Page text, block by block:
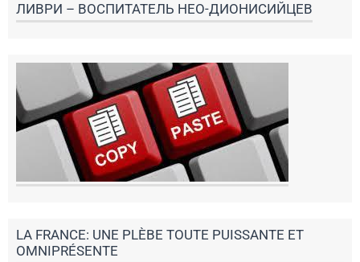
ЛИВРИ – ВОСПИТАТЕЛЬ НЕО-ДИОНИСИЙЦЕВ
LA FRANCE: UNE PLÈBE TOUTE PUISSANTE ET
OMNIPRÉSENTE